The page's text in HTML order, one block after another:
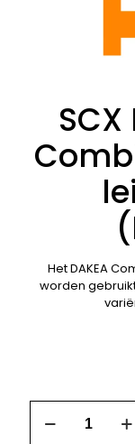
SCX
Het DAKEA
worden